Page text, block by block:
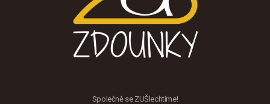
Společně se ZUŠlechtíme!